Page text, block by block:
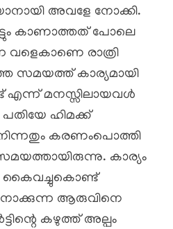
അവളേ നോക്കി.
കാണാത്തത് പോലെ
വളെകാണെ രാത്രി
സമയത്ത് കാര്യമായി
എന്ന് മനസ്സിലായവൾ
ഹിമക്ക്
നിന്നതും കരണംപൊത്തി
സമയത്തായിരുന്നു. കാര്യം
കൈവച്ചുകൊണ്ട്
ആരുവിനെ
കഴുത്ത് അല്പം